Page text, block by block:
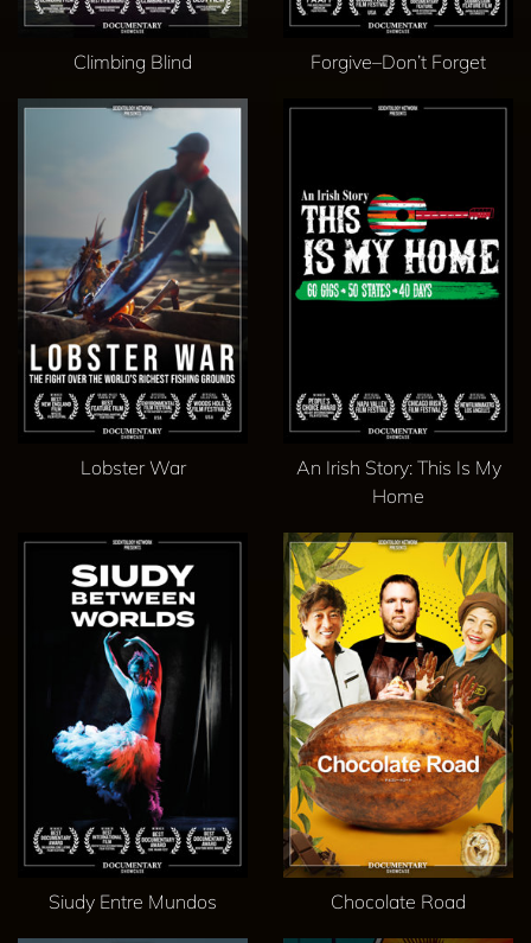
Climbing Blind Forgive–Don’t Forget
Lobster War
An Irish Story: This Is My
Home
Siudy Entre Mundos Chocolate Road